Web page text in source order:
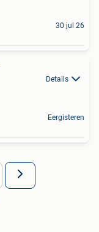
30 jul 26
Details
Eergisteren